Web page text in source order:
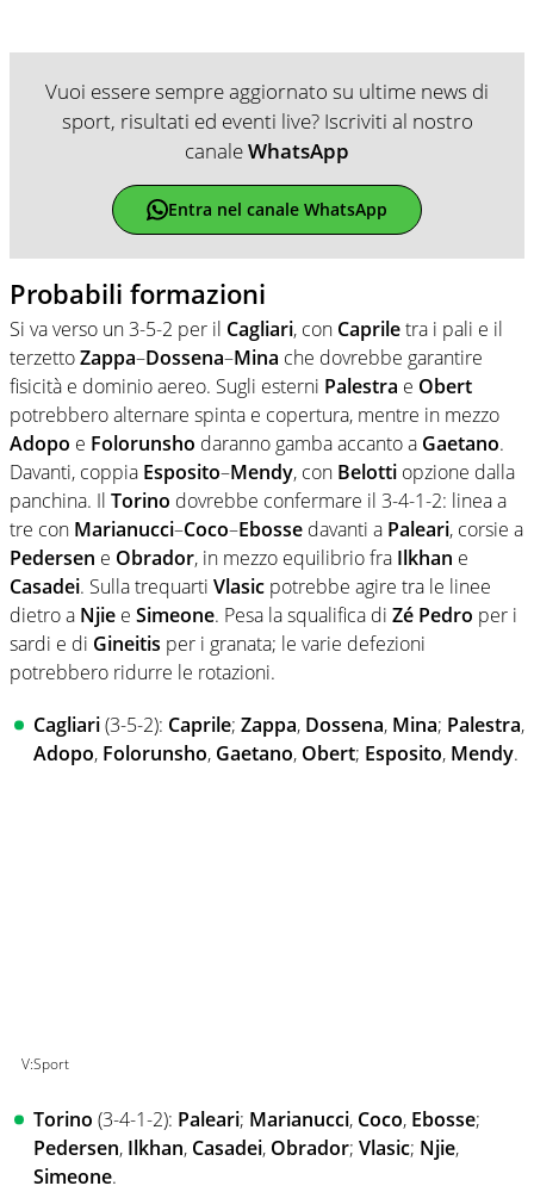
Vuoi essere sempre aggiornato su ultime news di
sport, risultati ed eventi live? Iscriviti al nostro
canaleWhatsApp
Entra nel canale WhatsApp
Probabili formazioni
Si va verso un 3-5-2 per il Cagliari, con Capriletra i pali e il
terzettoZappa–Dossena–Mina che dovrebbe garantire
fisicità e dominio aereo. Sugli esterni Palestra e Obert
potrebbero alternare spinta e copertura, mentre in mezzo
Adopo e Folorunsho daranno gamba accanto a Gaetano.
Davanti, coppia Esposito–Mendy, con Belotti opzione dalla
panchina. Il Torino dovrebbe confermare il 3-4-1-2: linea a
tre con Marianucci–Coco–Ebosse davanti a Paleari, corsie a
Pedersen e Obrador, in mezzo equilibrio fra Ilkhan e
Casadei. Sulla trequarti Vlasic potrebbe agire tra le linee
dietro a Njie e Simeone. Pesa la squalifica di Zé Pedro per i
sardi e di Gineitis per i granata; le varie defezioni
potrebbero ridurre le rotazioni.
Cagliari(3-5-2): Caprile; Zappa, Dossena, Mina; Palestra,
Adopo, Folorunsho, Gaetano, Obert; Esposito, Mendy.
V:Sport
Torino (3-4-1-2): Paleari; Marianucci, Coco, Ebosse;
Pedersen, Ilkhan, Casadei, Obrador; Vlasic; Njie,
Simeone.